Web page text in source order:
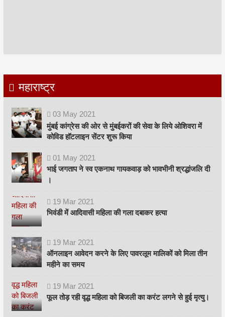
महाराष्ट्र
03 May 2021
मुंबई कांग्रेस की ओर से मुंबईकरों की सेवा के लिये ओशिवरा में
कोविड हॉटलाइन सेंटर शुरू किया
01 May 2021
भाई जगताप ने स्व एकनाथ गायकवाड़ को भावभीनी श्रद्धांजलि दी
।
19 Mar 2021
भिवंडी में आदिवासी महिला की गला दबाकर हत्या
19 Mar 2021
ऑनलाइन आवेदन करने के लिए पावरलूम मालिकों को मिला तीन
महीने का समय
19 Mar 2021
फूल तोड़ रही वृद्ध महिला को बिजली का करंट लगने से हुई मृत्यु।